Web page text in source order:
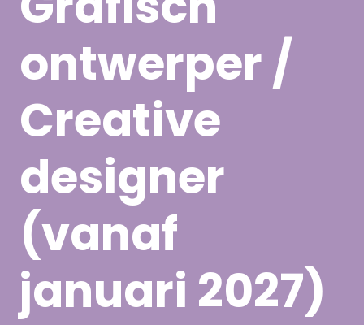
ontwerper /
Creative
designer
(vanaf
januari 2027)